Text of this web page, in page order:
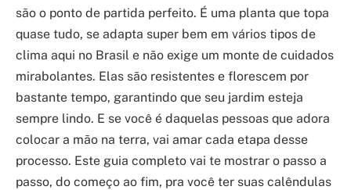
são o ponto de partida perfeito. É uma planta que topa
quase tudo, se adapta super bem em vários tipos de
clima aqui no Brasil e não exige um monte de cuidados
mirabolantes. Elas são resistentes e florescem por
bastante tempo, garantindo que seu jardim esteja
sempre lindo. E se você é daquelas pessoas que adora
colocar a mão na terra, vai amar cada etapa desse
processo. Este guia completo vai te mostrar o passo a
passo, do começo ao fim, pra você ter suas calêndulas